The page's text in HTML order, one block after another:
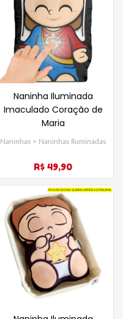
Naninha Iluminada
Imaculado Coração de
Maria
Naninhas > Naninhas Iluminadas
R$ 49,90